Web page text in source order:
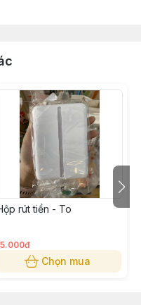
rút tiền - To
Chọn mua